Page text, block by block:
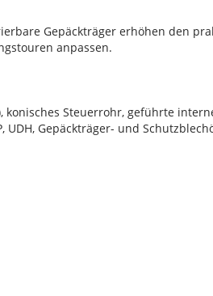
Gepäckträger erhöhen den
anpassen.
Steuerrohr, geführte
Gepäckträger- und